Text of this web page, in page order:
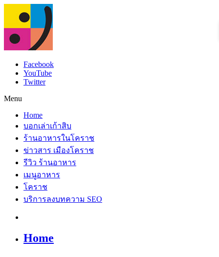
Facebook
YouTube
Twitter
Menu
Home
บอกเล่าเก้าสิบ
ร้านอาหารในโคราช
ข่าวสาร เมืองโคราช
รีวิว ร้านอาหาร
เมนูอาหาร
โคราช
บริการลงบทความ SEO
Home